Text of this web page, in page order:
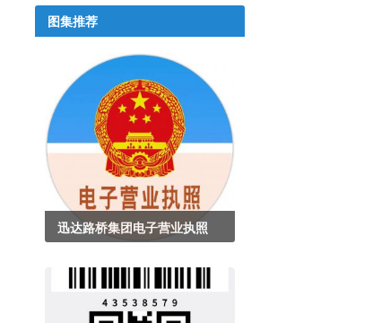
图集推荐
迅达路桥集团电子营业执照